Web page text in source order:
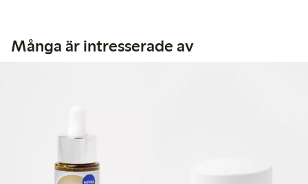
Många är intresserade av